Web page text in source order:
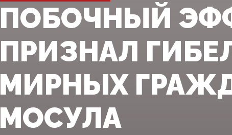
ПОБОЧНЫЙ
ПРИЗНАЛ
МИРНЫХ
МОСУЛА